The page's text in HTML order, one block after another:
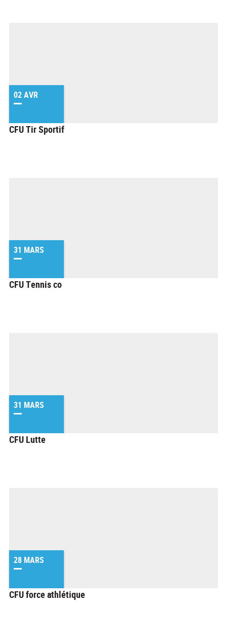
02 AVR
CFU Tir Sportif
31 MARS
CFU Tennis co
31 MARS
CFU Lutte
28 MARS
CFU force athlétique